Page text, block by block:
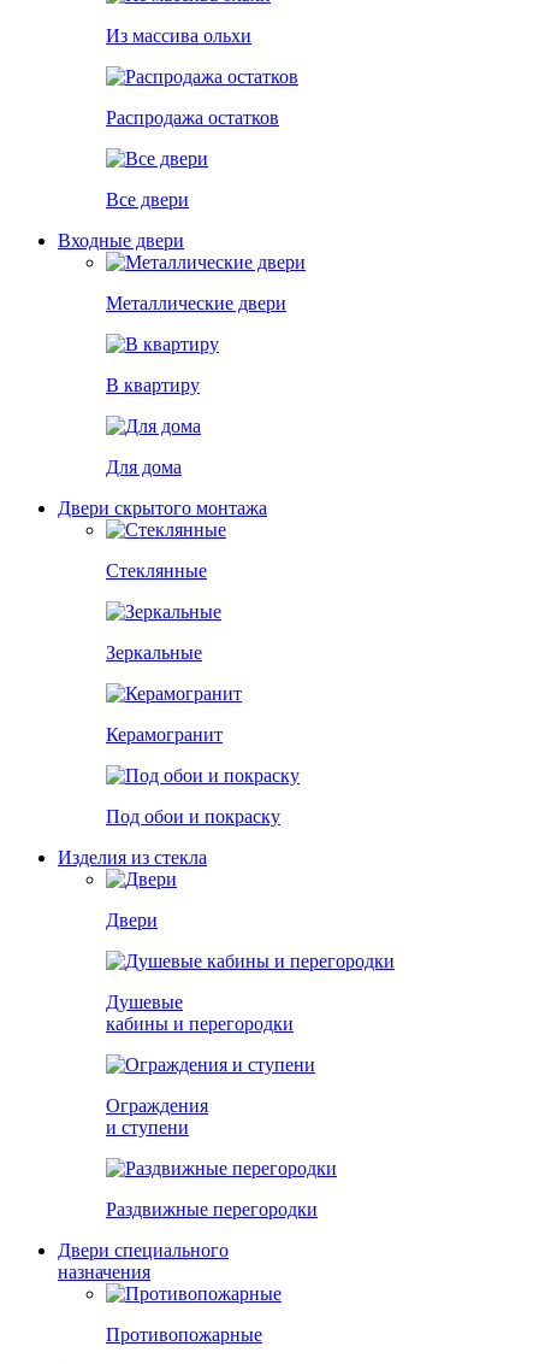
Из массива ольхи
Распродажа остатков
Все двери
Входные двери
Металлические двери
В квартиру
Для дома
Двери скрытого монтажа
Стеклянные
Зеркальные
Керамогранит
Под обои и покраску
Изделия из стекла
Двери
Душевые
кабины и перегородки
Ограждения
и ступени
Раздвижные перегородки
Двери специального
назначения
Противопожарные